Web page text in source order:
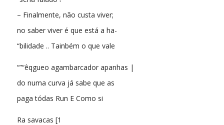
– Finalmente, não custa viver;
no saber viver é que está a ha-
“bilidade .. Tainbém o que vale
“”“êqgueo agambarcador apanhas |
do numa curva já sabe que as
paga tódas Run E Como si
Ra savacas [1